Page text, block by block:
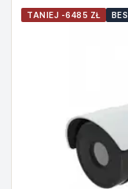
TANIEJ -6485 ZŁ